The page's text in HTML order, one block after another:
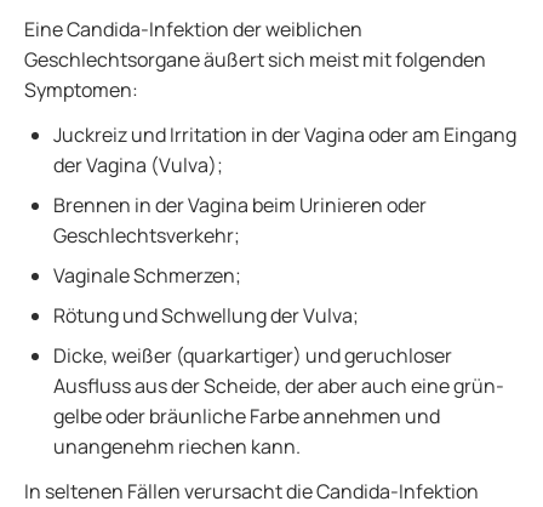
Eine Candida-Infektion der weiblichen
Geschlechtsorgane äußert sich meist mit folgenden
Symptomen:
Juckreiz und Irritation in der Vagina oder am Eingang
der Vagina (Vulva);
Brennen in der Vagina beim Urinieren oder
Geschlechtsverkehr;
Vaginale Schmerzen;
Rötung und Schwellung der Vulva;
Dicke, weißer (quarkartiger) und geruchloser
Ausfluss aus der Scheide, der aber auch eine grün-
gelbe oder bräunliche Farbe annehmen und
unangenehm riechen kann.
In seltenen Fällen verursacht die Candida-Infektion